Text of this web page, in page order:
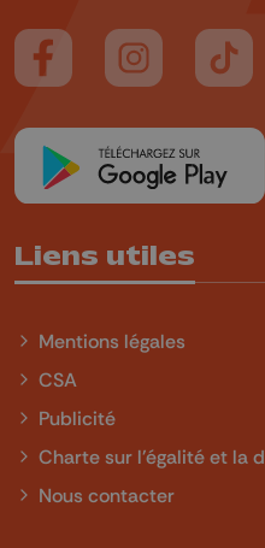
Suivez-nous sur FaceBook
Suivez-nous
Liens utiles
Mentions légales
CSA
Publicité
Charte sur l'égalité et la
Nous contacter